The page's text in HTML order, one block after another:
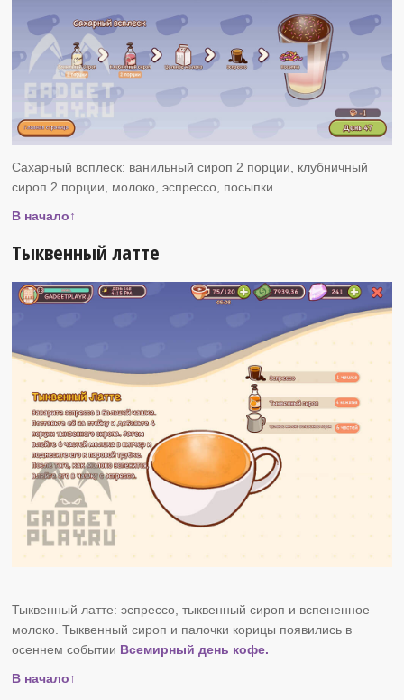
Сахарный всплеск: ванильный сироп 2 порции, клубничный
сироп 2 порции, молоко, эспрессо, посыпки.
В начало↑
Тыквенный латте
Тыквенный латте: эспрессо, тыквенный сироп и вспененное
молоко. Тыквенный сироп и палочки корицы появились в
осеннем событии Всемирный день кофе.
В начало↑